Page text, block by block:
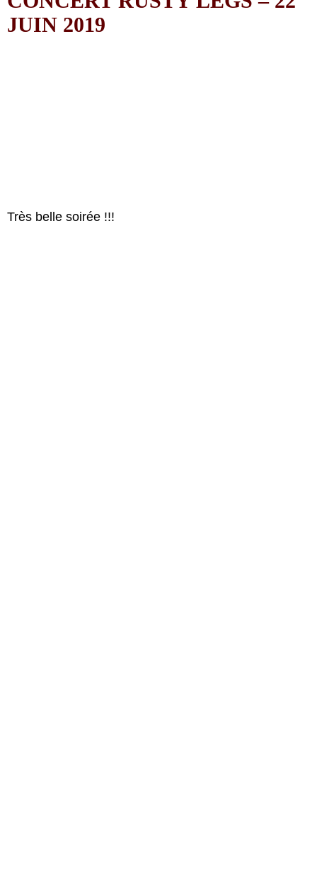
JUIN 2019
Très belle soirée !!!